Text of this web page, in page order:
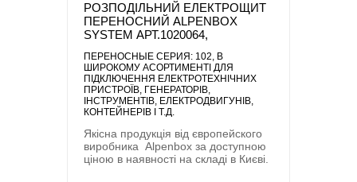
РОЗПОДІЛЬНИЙ ЕЛЕКТРОЩИТ
ПЕРЕНОСНИЙ ALPENBOX
SYSTEM АРТ.1020064,
ПЕРЕНОСНЫЕ CЕРИЯ: 102, В
ШИРОКОМУ АСОРТИМЕНТІ ДЛЯ
ПІДКЛЮЧЕННЯ ЕЛЕКТРОТЕХНІЧНИХ
ПРИСТРОЇВ, ГЕНЕРАТОРІВ,
ІНСТРУМЕНТІВ, ЕЛЕКТРОДВИГУНІВ,
КОНТЕЙНЕРІВ І Т.Д.
Якісна продукція від європейского
виробника Alpenbox за доступною
ціною в наявності на складі в Києві.